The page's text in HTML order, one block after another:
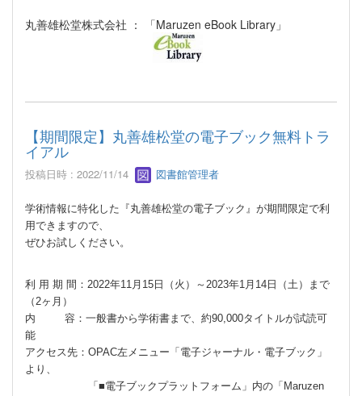
丸善雄松堂株式会社 ： 「Maruzen eBook Library」
【期間限定】丸善雄松堂の電子ブック無料トラ
イアル
投稿日時 : 2022/11/14 図書館管理者
学術情報に特化した『丸善雄松堂の電子ブック』が期間限定で利
用できますので、
ぜひお試しください。
利 用 期 間：2022年11月15日（火）～2023年1月14日（土）まで
（2ヶ月）
内 容：一般書から学術書まで、約90,000タイトルが試読可
能
アクセス先：OPAC左メニュー「電子ジャーナル・電子ブック」
より、
「■電子ブックプラットフォーム」内の「Maruzen